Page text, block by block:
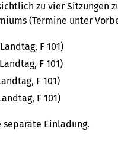
zu vier Sitzungen
(Termine unter
F 101)
F 101)
F 101)
F 101)
Einladung.